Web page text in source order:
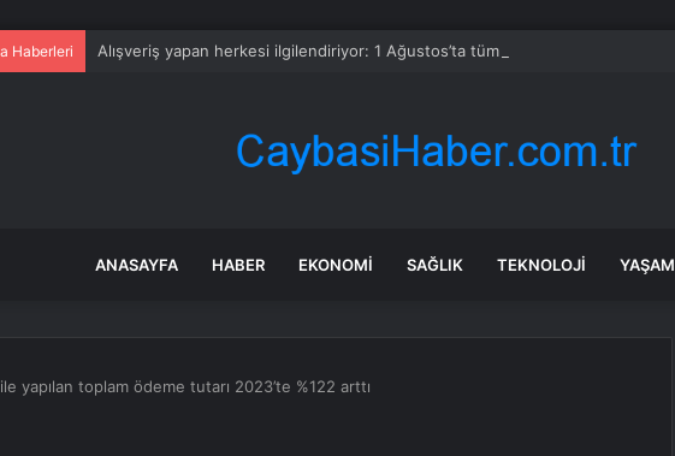
Haberleri Alışveriş yapan herkesi ilgilendiriyor: 1 Ağustos’ta tüm dijital kurallar değişiyor
ANASAYFA HABER EKONOMI SAĞLIK TEKNOLOJI YAŞAM
yapılan toplam ödeme tutarı 2023’te %122 arttı